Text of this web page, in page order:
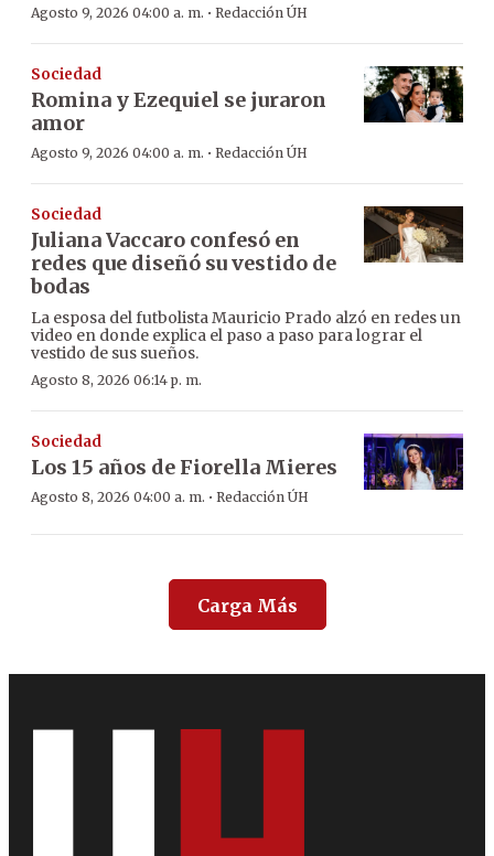
Agosto 9, 2026 04:00 a. m. · Redacción ÚH
Sociedad
Romina y Ezequiel se juraron
amor
Agosto 9, 2026 04:00 a. m. · Redacción ÚH
Sociedad
Juliana Vaccaro confesó en
redes que diseñó su vestido de
bodas
La esposa del futbolista Mauricio Prado alzó en redes un
video en donde explica el paso a paso para lograr el
vestido de sus sueños.
Agosto 8, 2026 06:14 p. m.
Sociedad
Los 15 años de Fiorella Mieres
Agosto 8, 2026 04:00 a. m. · Redacción ÚH
Carga Más